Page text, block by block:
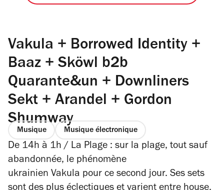
Vakula + Borrowed Identity +
Baaz + Sköwl b2b
Quarante&un + Downliners
Sekt + Arandel + Gordon
Shumway
Musique Musique électronique
De 14h à 1h / La Plage : sur la plage, tout sauf
abandonnée, le phénomène
ukrainien Vakula pour ce second jour. Ses sets